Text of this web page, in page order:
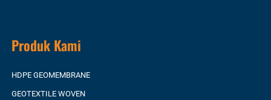
Produk Kami
HDPE GEOMEMBRANE
GEOTEXTILE WOVEN